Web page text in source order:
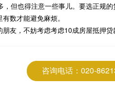
，但也得注意一些事儿。要选正规
数才能避免麻烦。
友，不妨考虑考虑10成房屋抵押
咨询电话：020-